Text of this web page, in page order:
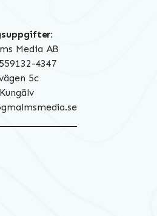
Media AB
4347
5c